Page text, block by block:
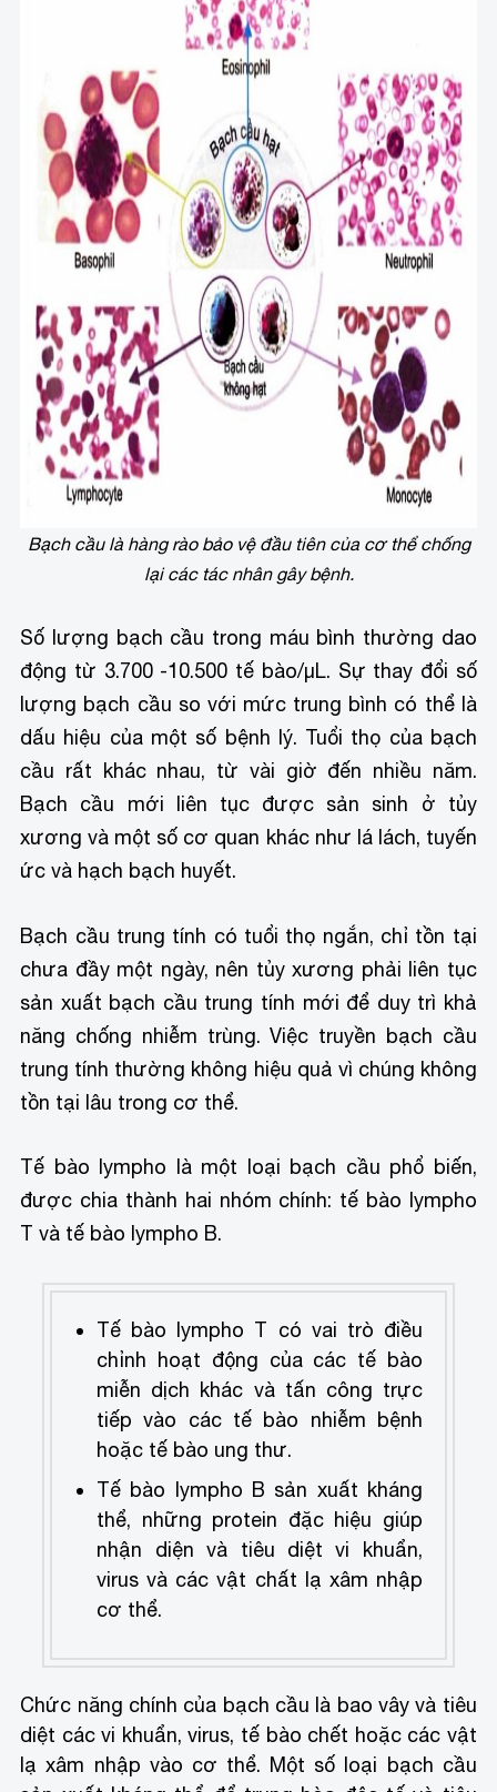
Bạch cầu là hàng rào bảo vệ đầu tiên của cơ thể chống
lại các tác nhân gây bệnh.
Số lượng bạch cầu trong máu bình thường dao
động từ 3.700 -10.500 tế bào/µL. Sự thay đổi số
lượng bạch cầu so với mức trung bình có thể là
dấu hiệu của một số bệnh lý. Tuổi thọ của bạch
cầu rất khác nhau, từ vài giờ đến nhiều năm.
Bạch cầu mới liên tục được sản sinh ở tủy
xương và một số cơ quan khác như lá lách, tuyến
ức và hạch bạch huyết.
Bạch cầu trung tính có tuổi thọ ngắn, chỉ tồn tại
chưa đầy một ngày, nên tủy xương phải liên tục
sản xuất bạch cầu trung tính mới để duy trì khả
năng chống nhiễm trùng. Việc truyền bạch cầu
trung tính thường không hiệu quả vì chúng không
tồn tại lâu trong cơ thể.
Tế bào lympho là một loại bạch cầu phổ biến,
được chia thành hai nhóm chính: tế bào lympho
T và tế bào lympho B.
Tế bào lympho T có vai trò điều
chỉnh hoạt động của các tế bào
miễn dịch khác và tấn công trực
tiếp vào các tế bào nhiễm bệnh
hoặc tế bào ung thư.
Tế bào lympho B sản xuất kháng
thể, những protein đặc hiệu giúp
nhận diện và tiêu diệt vi khuẩn,
virus và các vật chất lạ xâm nhập
cơ thể.
Chức năng chính của bạch cầu là bao vây và tiêu
diệt các vi khuẩn, virus, tế bào chết hoặc các vật
lạ xâm nhập vào cơ thể. Một số loại bạch cầu